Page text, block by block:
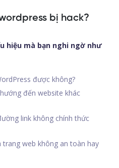
bị hack?
hiệu mà bạn nghi ngờ như
được không?
đến website khác
link không chính thức
web không an toàn hay